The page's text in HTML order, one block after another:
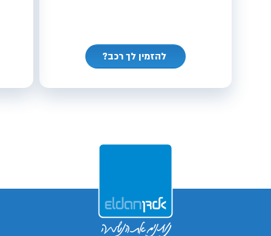
להזמין לך רכב?